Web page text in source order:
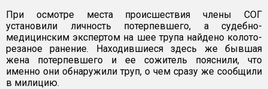
При осмотре места происшествия члены СОГ
установили личность потерпевшего, а судебно-
медицинским экспертом на шее трупа найдено колото-
резаное ранение. Находившиеся здесь же бывшая
жена потерпевшего и ее сожитель пояснили, что
именно они обнаружили труп, о чем сразу же сообщили
в милицию.